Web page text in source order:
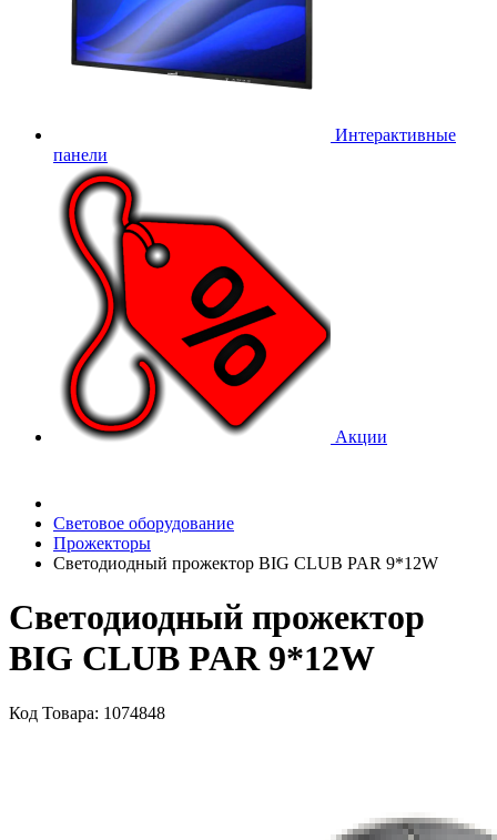
Интерактивные
панели
Акции
Световое оборудование
Прожекторы
Светодиодный прожектор BIG CLUB PAR 9*12W
Светодиодный прожектор
BIG CLUB PAR 9*12W
Код Товара: 1074848